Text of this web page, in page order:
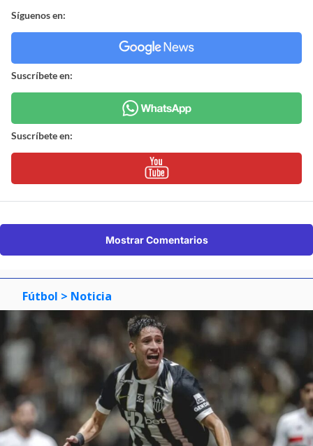
Síguenos en:
Suscríbete en:
Suscríbete en:
Mostrar Comentarios
Fútbol > Noticia